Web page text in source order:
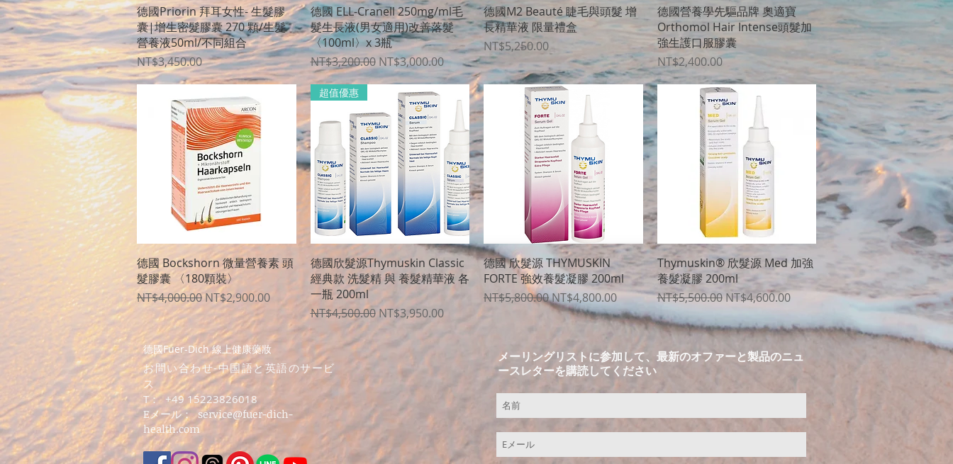
クイックビュー
德國Priorin 拜耳女性- 生髮膠
囊|增生密髮膠囊 270 顆/生髮
營養液50ml/不同組合
価格
NT$3,450.00
クイックビュー
德國 ELL-Cranell 250mg/ml毛
髮生長液(男女適用)改善落髮
〈100ml〉x 3瓶
通常価格
NT$3,200.00 セール価格
NT$3,000.00
クイックビュー
德國M2 Beauté 睫毛與頭髮 增
長精華液 限量禮盒
価格
NT$5,250.00
クイックビュー
德國營養學先驅品牌 奧適寶
Orthomol Hair Intense頭髮加
強生護口服膠囊
価格
NT$2,400.00
クイックビュー
德國 Bockshorn 微量營養素 頭
髮膠囊 〈180顆裝〉
通常価格
NT$4,000.00 セール価格
NT$2,900.00
クイックビュー
超值優惠
德國欣髮源Thymuskin Classic
經典款 洗髮精 與 養髮精華液 各
一瓶 200ml
通常価格
NT$4,500.00 セール価格
NT$3,950.00
クイックビュー
德國 欣髮源 THYMUSKIN
FORTE 強效養髮凝膠 200ml
通常価格
NT$5,800.00セール価格
NT$4,800.00
クイックビュー
Thymuskin® 欣髮源 Med 加強
養髮凝膠 200ml
通常価格
NT$5,500.00セール価格
NT$4,600.00
お問い合わせ-中国語と英語のサービ
ス
T： +49 15223826018
Eメール： service@fuer-dich-
health.com
メーリングリストに参加して、最新のオファーと製品のニュ
ースレターを購読してください
德國Fuer-Dich 線上健康藥妝